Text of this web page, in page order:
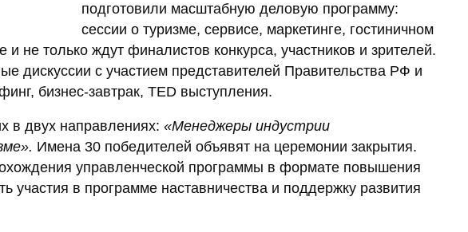
подготовили масштабную деловую программу:
сессии о туризме, сервисе, маркетинге, гостиничном
не только ждут финалистов конкурса, участников и зрителей.
дискуссии с участием представителей Правительства РФ и
бизнес-завтрак, TED выступления.
в двух направлениях: «Менеджеры индустрии
Имена 30 победителей объявят на церемонии закрытия.
управленческой программы в формате повышения
в программе наставничества и поддержку развития